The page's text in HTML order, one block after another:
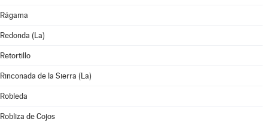
Rágama
Redonda (La)
Retortillo
Rinconada de la Sierra (La)
Robleda
Robliza de Cojos